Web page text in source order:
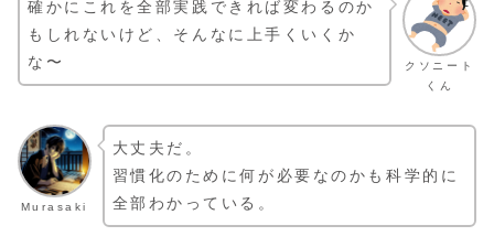
クソニート
くん
確かにこれを全部実践できれば変わるのか
もしれないけど、そんなに上手くいくか
な〜
Murasaki
大丈夫だ。
習慣化のために何が必要なのかも科学的に
全部わかっている。